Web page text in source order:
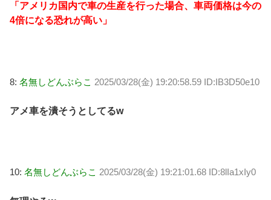
「アメリカ国内で車の生産を行った場合、車両価格は今の
4倍になる恐れが高い」
8: 名無しどんぶらこ 2025/03/28(金) 19:20:58.59 ID:IB3D50e10
アメ車を潰そうとしてるw
10: 名無しどんぶらこ 2025/03/28(金) 19:21:01.68 ID:8lIa1xIy0